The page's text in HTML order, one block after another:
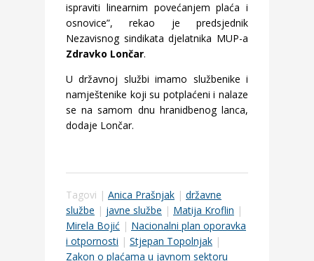
ispraviti linearnim povećanjem plaća i
osnovice”, rekao je predsjednik
Nezavisnog sindikata djelatnika MUP-a
Zdravko Lončar.
U državnoj službi imamo službenike i
namještenike koji su potplaćeni i nalaze
se na samom dnu hranidbenog lanca,
dodaje Lončar.
Tagovi | Anica Prašnjak | državne
službe | javne službe | Matija Kroflin |
Mirela Bojić | Nacionalni plan oporavka
i otpornosti | Stjepan Topolnjak |
Zakon o plaćama u javnom sektoru